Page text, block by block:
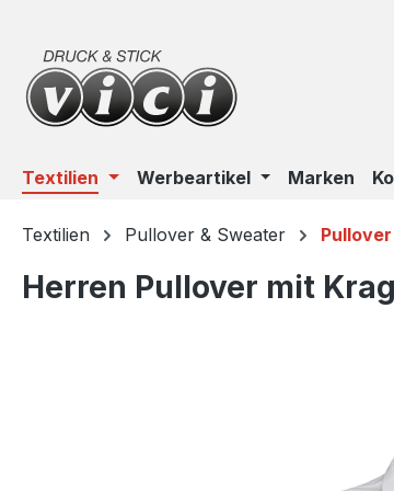
Textilien Werbeartikel Marken
Textilien Pullover & Sweater Pullover
Herren Pullover mit